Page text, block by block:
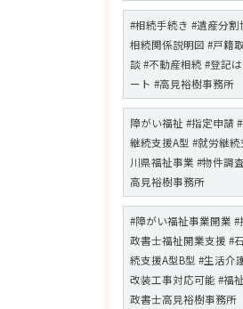
#相続手続き #遺産分
相続関係説明図 #戸籍
談 #不動産相続 #登記
ート #高見裕樹事務所
障がい福祉 #指定申請
継続支援A型 #就労継
川県福祉事業 #物件調
高見裕樹事務所
#障がい福祉事業開業
政書士福祉開業支援 #
続支援A型B型 #生活介
改装工事対応可能 #福
政書士高見裕樹事務所